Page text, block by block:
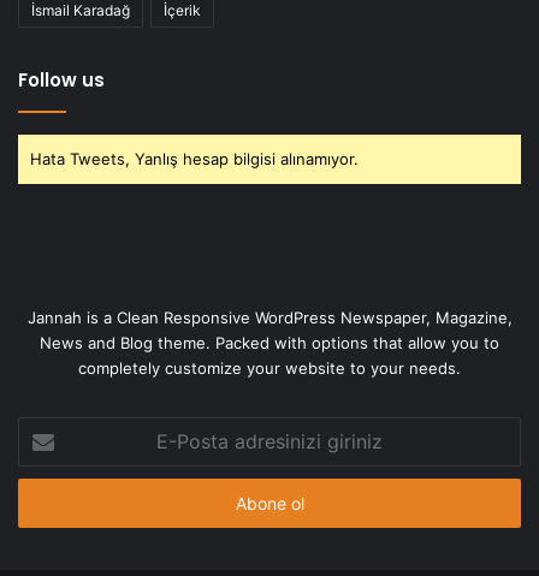
İsmail Karadağ İçerik
Follow us
Hata Tweets, Yanlış hesap bilgisi alınamıyor.
Jannah is a Clean Responsive WordPress Newspaper, Magazine,
News and Blog theme. Packed with options that allow you to
completely customize your website to your needs.
E-
Posta
adresinizi